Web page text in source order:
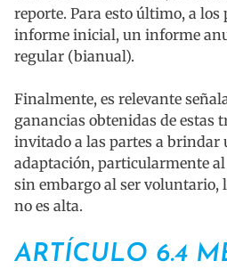
reporte. Para esto último, a los
informe inicial, un informe
regular (bianual).
Finalmente, es relevante
ganancias obtenidas de estas
invitado a las partes a brindar
adaptación, particularmente
sin embargo al ser voluntario,
no es alta.
ARTÍCULO 6.4